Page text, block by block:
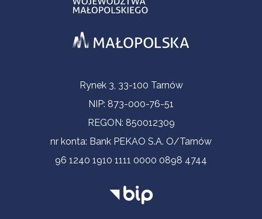
Informacje kontaktoweRynek 3, 33-100 Tarnów
NIP: 873-000-76-51
REGON: 850012309
nr konta: Bank PEKAO S.A. O/Tarnów
96 1240 1910 1111 0000 0898 4744